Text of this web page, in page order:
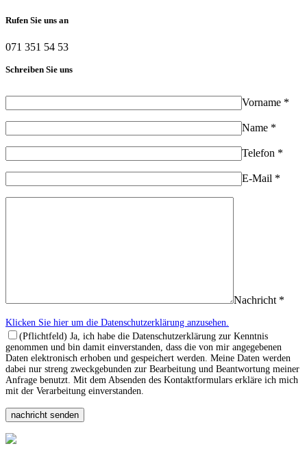
Rufen Sie uns an
071 351 54 53
Schreiben Sie uns
Vorname *
Name *
Telefon *
E-Mail *
Nachricht *
Klicken Sie hier um die Datenschutzerklärung anzusehen.
(Pflichtfeld) Ja, ich habe die Datenschutzerklärung zur Kenntnis
genommen und bin damit einverstanden, dass die von mir angegebenen
Daten elektronisch erhoben und gespeichert werden. Meine Daten werden
dabei nur streng zweckgebunden zur Bearbeitung und Beantwortung meiner
Anfrage benutzt. Mit dem Absenden des Kontaktformulars erkläre ich mich
mit der Verarbeitung einverstanden.